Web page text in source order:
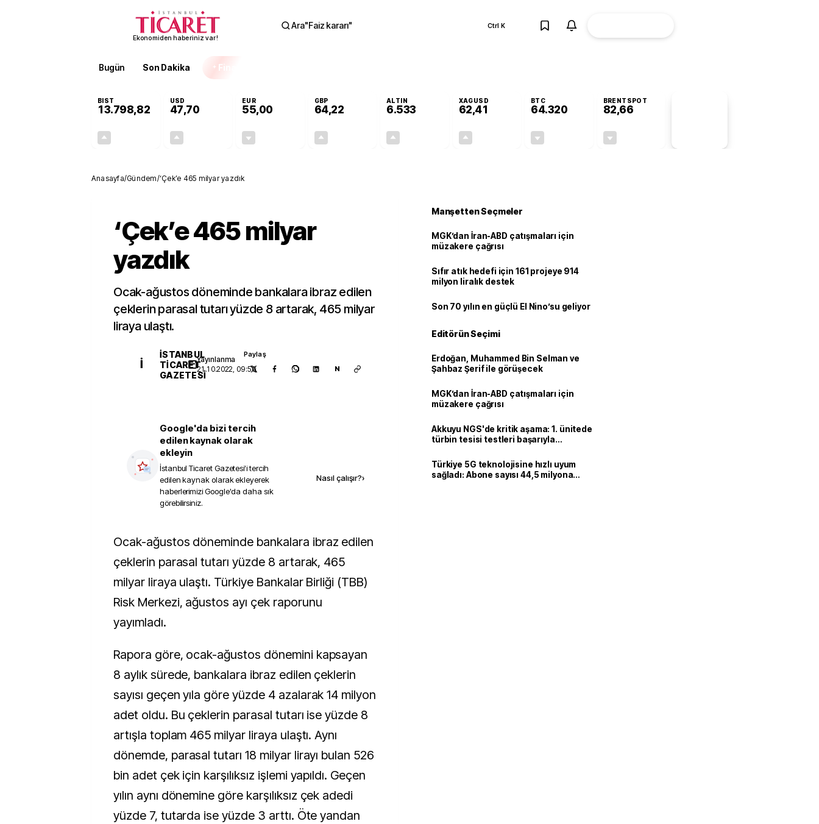
Ekonomiden haberiniz var!
Ara"Faiz kararı" Ctrl K
Bugün Son Dakika Finans
BIST
13.798,82
USD
47,70
EUR
55,00
GBP
64,22
ALTIN
6.533
XAGUSD
62,41
BTC
64.320
BRENTSPOT
82,66
Anasayfa/Gündem/‘Çek’e 465 milyar yazdık
‘Çek’e 465 milyar
yazdık
Ocak-ağustos döneminde bankalara ibraz edilen
çeklerin parasal tutarı yüzde 8 artarak, 465 milyar
liraya ulaştı.
İ
İSTANBUL
TICARET
GAZETESI
Yayınlanma
21.10.2022, 09:50
Paylaş
N
Google'da bizi tercih
edilen kaynak olarak
ekleyin
İstanbul Ticaret Gazetesi'i tercih
edilen kaynak olarak ekleyerek
haberlerimizi Google'da daha sık
görebilirsiniz.
Nasıl çalışır?›
Ocak-ağustos döneminde bankalara ibraz edilen
çeklerin parasal tutarı yüzde 8 artarak, 465
milyar liraya ulaştı. Türkiye Bankalar Birliği (TBB)
Risk Merkezi, ağustos ayı çek raporunu
yayımladı.
Rapora göre, ocak-ağustos dönemini kapsayan
8 aylık sürede, bankalara ibraz edilen çeklerin
sayısı geçen yıla göre yüzde 4 azalarak 14 milyon
adet oldu. Bu çeklerin parasal tutarı ise yüzde 8
artışla toplam 465 milyar liraya ulaştı. Aynı
dönemde, parasal tutarı 18 milyar lirayı bulan 526
bin adet çek için karşılıksız işlemi yapıldı. Geçen
yılın aynı dönemine göre karşılıksız çek adedi
yüzde 7, tutarda ise yüzde 3 arttı. Öte yandan
Manşetten Seçmeler
MGK’dan İran-ABD çatışmaları için
müzakere çağrısı
Sıfır atık hedefi için 161 projeye 914
milyon liralık destek
Son 70 yılın en güçlü El Nino’su geliyor
Editörün Seçimi
Erdoğan, Muhammed Bin Selman ve
Şahbaz Şerif ile görüşecek
MGK’dan İran-ABD çatışmaları için
müzakere çağrısı
Akkuyu NGS'de kritik aşama: 1. ünitede
türbin tesisi testleri başarıyla
Türkiye 5G teknolojisine hızlı uyum
sağladı: Abone sayısı 44,5 milyona